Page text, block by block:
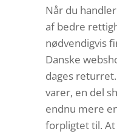
Når du
af bedre
nødvendigvis
Danske
dages
varer, en del
endnu mere
forpligtet til.